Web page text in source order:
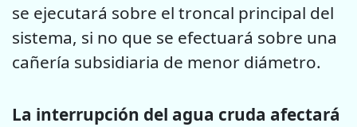
se ejecutará sobre el troncal principal del
sistema, si no que se efectuará sobre una
cañería subsidiaria de menor diámetro.
La interrupción del agua cruda afectará